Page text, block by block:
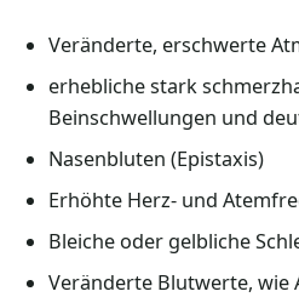
Veränderte, erschwerte
erhebliche stark
Beinschwellungen und
Nasenbluten (Epistaxis)
Erhöhte Herz- und
Bleiche oder gelbliche
Veränderte Blutwerte, wie